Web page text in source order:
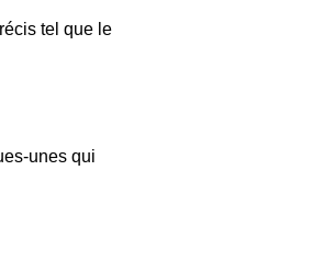
tel que le
unes qui